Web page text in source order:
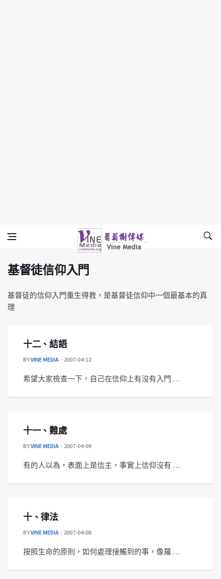
基督徒信仰入門
Vine Media
葡萄樹傳媒
基督徒信仰入門
基督徒的信仰入門重生得救，是基督徒信仰中一個最基本的真
理
十二、結語
BYVINE MEDIA 2007-04-12
希望大家檢查一下，自己在信仰上有沒有入門 …
十一、難處
BYVINE MEDIA 2007-04-09
有的人以為，表面上是信主，事實上信仰沒有 …
十、律法
BYVINE MEDIA 2007-04-08
按照生命的原則，如何處理接觸到的事，像羅 …